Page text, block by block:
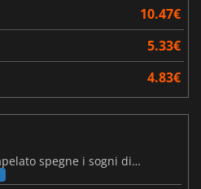
10.47€
5.33€
4.83€
Steam Frame: il prezzo trapelato spegne i sogni di un VR economico